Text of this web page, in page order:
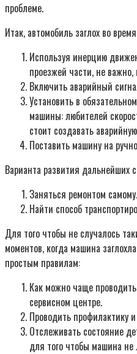
проблеме.
Итак, автомобиль заглох во
Используя инерцию
проезжей части, не важно,
Включить аварийный
Установить в
машины: любителей
стоит создавать
Поставить машину на
Варианта развития дальнейших
Заняться ремонтом самому.
Найти способ
Для того чтобы не случалось
моментов, когда машина
простым правилам:
Как можно чаще
сервисном центре.
Проводить профилактику
Отслеживать состояние
для того чтобы машина